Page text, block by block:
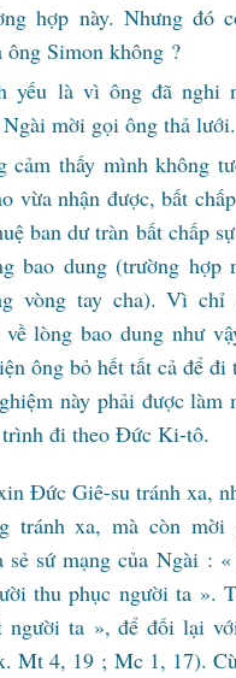
hợp này. Nhưng đó
ông Simon không ?
yếu là vì ông đã nghi
mời gọi ông thả lưới.
cảm thấy mình không
vừa nhận được, bất
ban dư tràn bất chấp
bao dung (trường hợp
vòng tay cha). Vì chỉ
lòng bao dung như
ông bỏ hết tất cả để
này phải được làm
trình đi theo Đức Ki-tô.
Đức Giê-su tránh xa,
tránh xa, mà còn
sẻ sứ mạng của Ngài :
thu phục người ta ».
người ta », để đối lại
Mt 4, 19 ; Mc 1, 17).